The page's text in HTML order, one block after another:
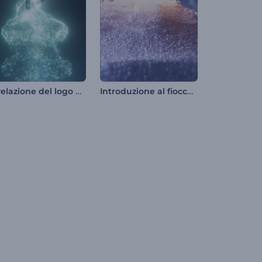
Rivelazione del logo di Stardust Fusion Introduzione al fiocco di neve scintillante